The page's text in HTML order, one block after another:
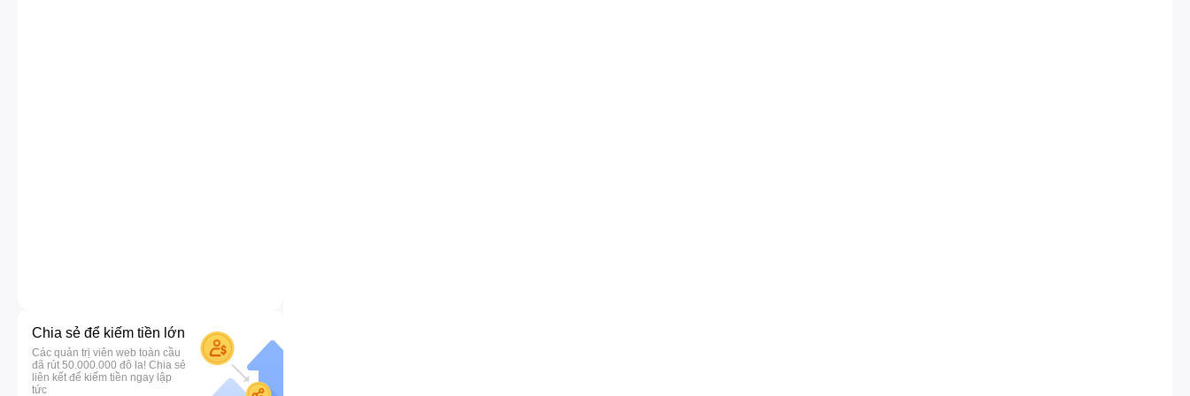
Chia sẻ để kiếm tiền lớn
Các quản trị viên web toàn cầu
đã rút 50.000.000 đô la! Chia sẻ
liên kết để kiếm tiền ngay lập
tức